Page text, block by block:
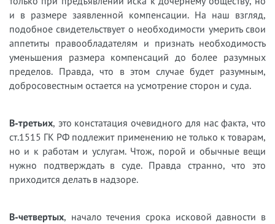
и в размере заявленной компенсации. На наш взгляд,
подобное свидетельствует о необходимости умерить свои
аппетиты правообладателям и признать необходимость
уменьшения размера компенсаций до более разумных
пределов. Правда, что в этом случае будет разумным,
добросовестным остается на усмотрение сторон и суда.
В-третьих, это констатация очевидного для нас факта, что
ст.1515 ГК РФ подлежит применению не только к товарам,
но и к работам и услугам. Чтож, порой и обычные вещи
нужно подтверждать в суде. Правда странно, что это
приходится делать в надзоре.
В-четвертых, начало течения срока исковой давности в